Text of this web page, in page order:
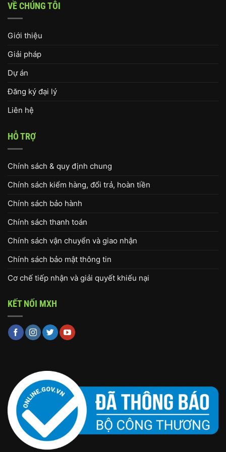
VỀ CHÚNG TÔI
Giới thiệu
Giải pháp
Dự án
Đăng ký đại lý
Liên hệ
HỖ TRỢ
Chính sách & quy định chung
Chính sách kiểm hàng, đổi trả, hoàn tiền
Chính sách bảo hành
Chính sách thanh toán
Chính sách vận chuyển và giao nhận
Chính sách bảo mật thông tin
Cơ chế tiếp nhận và giải quyết khiếu nại
KẾT NỐI MXH